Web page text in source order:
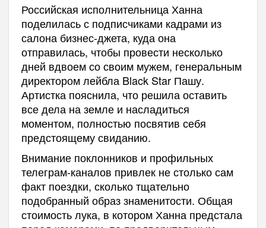
Российская исполнительница Ханна
поделилась с подписчиками кадрами из
салона бизнес-джета, куда она
отправилась, чтобы провести несколько
дней вдвоем со своим мужем, генеральным
директором лейбла Black Star Пашу.
Артистка пояснила, что решила оставить
все дела на земле и насладиться
моментом, полностью посвятив себя
предстоящему свиданию.
Внимание поклонников и профильных
телеграм-каналов привлек не столько сам
факт поездки, сколько тщательно
подобранный образ знаменитости. Общая
стоимость лука, в котором Ханна предстала